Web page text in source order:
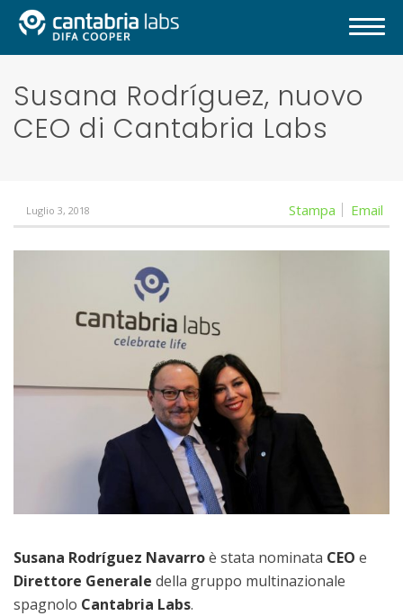
Susana Rodríguez, nuovo
CEO di Cantabria Labs
Stampa Email
Luglio 3, 2018
Susana Rodríguez Navarroè stata nominata CEO e
Direttore Generale della gruppo multinazionale
spagnolo Cantabria Labs.